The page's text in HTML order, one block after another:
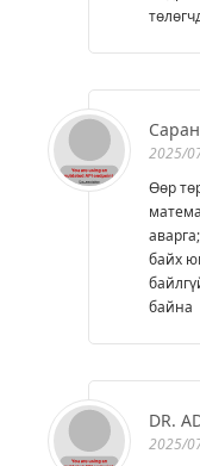
2025/
Өөр
байх
байна
DR.
2025/